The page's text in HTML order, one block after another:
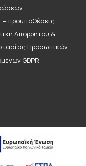
– προϋποθέσεις
Απορρήτου &
Προσωπικών
GDPR